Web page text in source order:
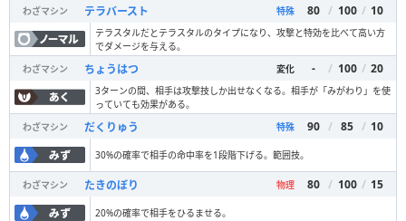
わざマシン テラバースト 特殊 80 / 100 / 10
テラスタルだとテラスタルのタイプになり、攻撃と特効を比べて高い方
でダメージを与える。
わざマシン
ちょうはつ 変化 - / 100 / 20
3ターンの間、相手は攻撃技しか出せなくなる。相手が「みがわり」を使
っていても効果がある。
わざマシン
だくりゅう 特殊 90 / 85 / 10
30%の確率で相手の命中率を1段階下げる。範囲技。
わざマシン たきのぼり 物理 80 / 100 / 15
20%の確率で相手をひるませる。